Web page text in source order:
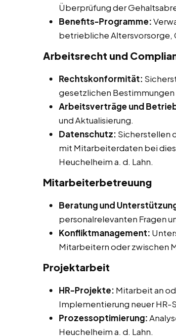
Überprüfung der
Benefits-Programme:
betriebliche Altersvorsorge,
Arbeitsrecht und
Rechtskonformität:
gesetzlichen
Arbeitsverträge und
und Aktualisierung.
Datenschutz: Sicherstellen
mit Mitarbeiterdaten bei
Heuchelheim a. d. Lahn.
Mitarbeiterbetreuung
Beratung und
personalrelevanten Fragen
Konfliktmanagement:
Mitarbeitern oder zwischen
Projektarbeit
HR-Projekte: Mitarbeit an
Implementierung neuer HR-
Prozessoptimierung:
Heuchelheim a. d. Lahn.